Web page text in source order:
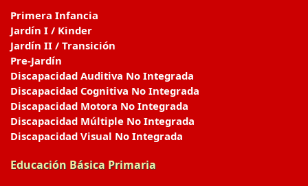
Primera Infancia
Jardín I / Kinder
Jardín II / Transición
Pre-Jardín
Discapacidad Auditiva No Integrada
Discapacidad Cognitiva No Integrada
Discapacidad Motora No Integrada
Discapacidad Múltiple No Integrada
Discapacidad Visual No Integrada
Educación Básica Primaria